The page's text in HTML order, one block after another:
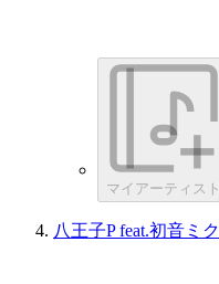
マイアーティスト
八王子P feat.初音ミク